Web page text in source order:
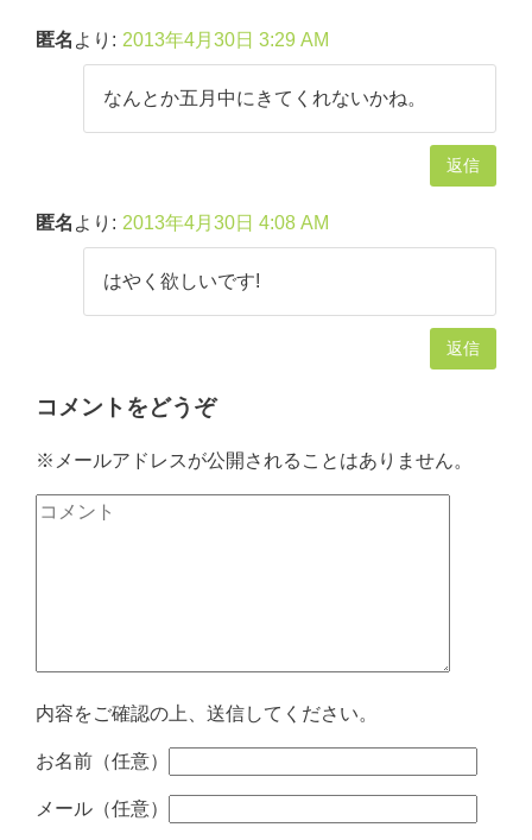
匿名 より: 2013年4月30日 3:29 AM
なんとか五月中にきてくれないかね。
返信
匿名 より: 2013年4月30日 4:08 AM
はやく欲しいです!
返信
コメントをどうぞ
※メールアドレスが公開されることはありません。
内容をご確認の上、送信してください。
お名前（任意）
メール（任意）